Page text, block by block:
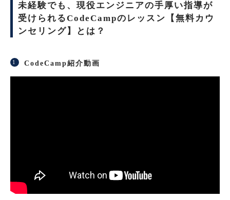
未経験でも、現役エンジニアの手厚い指導が
受けられるCodeCampのレッスン【無料カウ
ンセリング】とは？
CodeCamp紹介動画